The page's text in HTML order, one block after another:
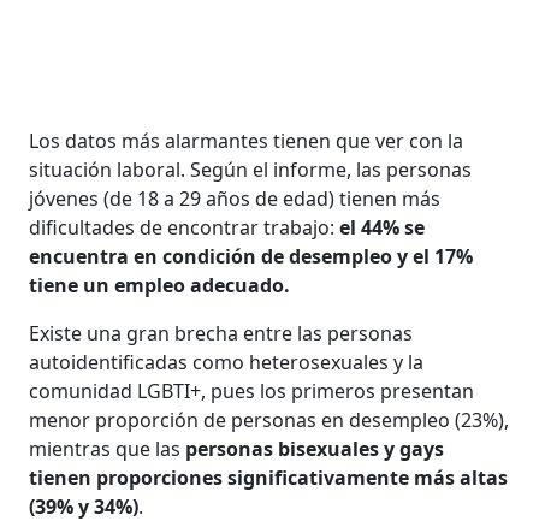
Los datos más alarmantes tienen que ver con la
situación laboral. Según el informe, las personas
jóvenes (de 18 a 29 años de edad) tienen más
dificultades de encontrar trabajo:el 44% se
encuentra en condición de desempleo y el 17%
tiene un empleo adecuado.
Existe una gran brecha entre las personas
autoidentificadas como heterosexuales y la
comunidad LGBTI+, pues los primeros presentan
menor proporción de personas en desempleo (23%),
mientras que las personas bisexuales y gays
tienen proporciones significativamente más altas
(39% y 34%).